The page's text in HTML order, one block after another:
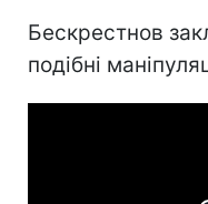
Бескрестнов
подібні